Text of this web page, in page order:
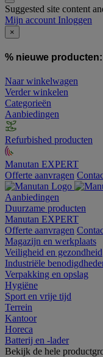
Suggested site content
Mijn account Inloggen
×
% nieuwe producten:
Naar winkelwagen
Verder winkelen
Categorieën
Aanbiedingen
Refurbished producten
Manutan EXPERT
Offerte aanvragen
Aanbiedingen
Duurzame producten
Manutan EXPERT
Offerte aanvragen
Magazijn en werkplaats
Veiligheid en gezondheid
Industriële
Verpakking en opslag
Hygiëne
Sport en vrije tijd
Terrein
Kantoor
Horeca
Batterij en -lader
Bekijk de hele